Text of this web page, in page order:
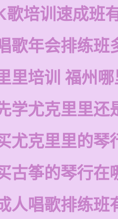
歌培训速成班
歌年会排练班
里培训 福州
学尤克里里还
尤克里里的琴
古筝的琴行在
人唱歌排练班